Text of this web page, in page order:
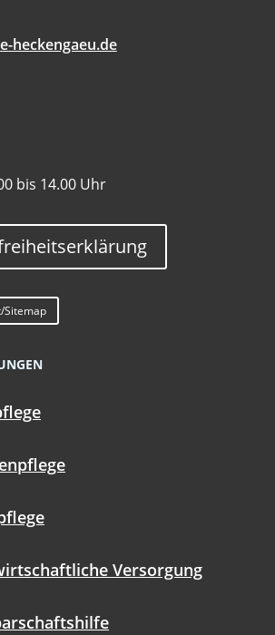
heckengaeu.de
bis 14.00 Uhr
Sitemap
Versorgung